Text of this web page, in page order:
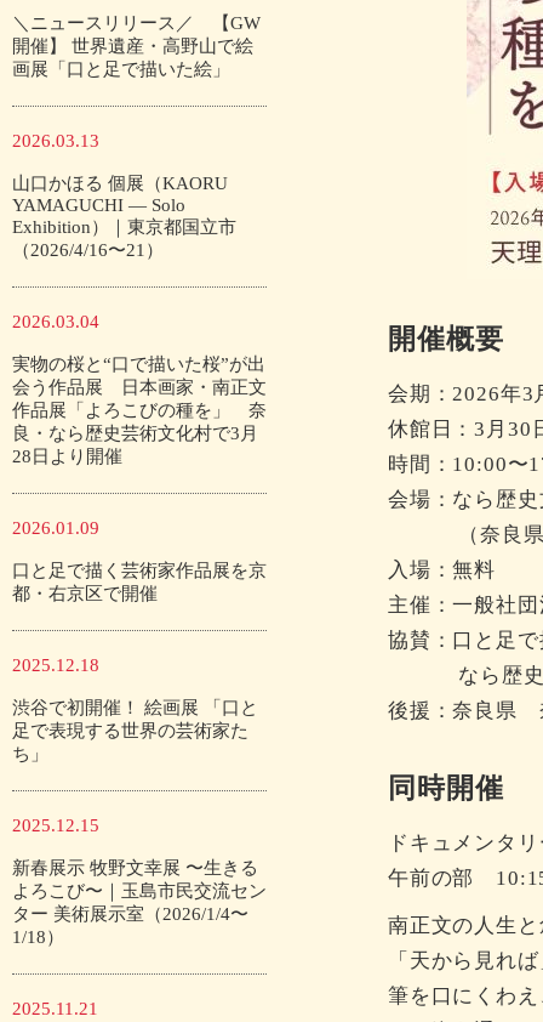
＼ニュースリリース／ 【GW
開催】 世界遺産・高野山で絵
画展「口と足で描いた絵」
2026.03.13
山口かほる 個展（KAORU
YAMAGUCHI — Solo
Exhibition）｜東京都国立市
（2026/4/16〜21）
2026.03.04
実物の桜と“口で描いた桜”が出
会う作品展 日本画家・南正文
作品展「よろこびの種を」 奈
良・なら歴史芸術文化村で3月
28日より開催
2026.01.09
口と足で描く芸術家作品展を京
都・右京区で開催
2025.12.18
渋谷で初開催！ 絵画展 「口と
足で表現する世界の芸術家た
ち」
2025.12.15
新春展示 牧野文幸展 〜生きる
よろこび〜｜玉島市民交流セン
ター 美術展示室（2026/1/4〜
1/18）
2025.11.21
開催概要
会期：2026年3
休館日：3月30
時間：10:00〜
会場：なら歴
（奈良県天
入場：無料
主催：一般社
協賛：口と足
なら歴史文
後援：奈良県
同時開催
ドキュメンタ
午前の部
南正文の人生
「天から見れ
筆を口にくわ